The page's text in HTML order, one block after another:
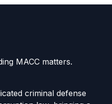
MACC matters.
criminal defense